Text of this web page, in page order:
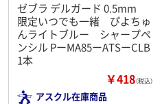
ゼブラ デルガード 0.5mm
限定いつでも一緒 ぴよちゅ
んライトブルー シャープペ
ンシル PーMA85ーATSーCLB
1本
￥418（税込）
アスクル在庫商品